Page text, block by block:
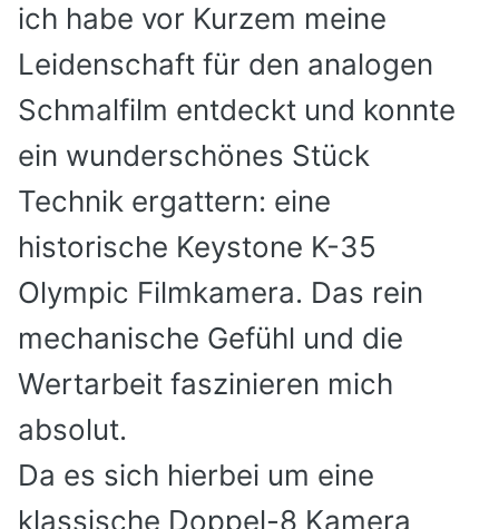
ich habe vor Kurzem meine
Leidenschaft für den analogen
Schmalfilm entdeckt und konnte
ein wunderschönes Stück
Technik ergattern: eine
historische Keystone K-35
Olympic Filmkamera. Das rein
mechanische Gefühl und die
Wertarbeit faszinieren mich
absolut.
Da es sich hierbei um eine
klassische Doppel-8 Kamera